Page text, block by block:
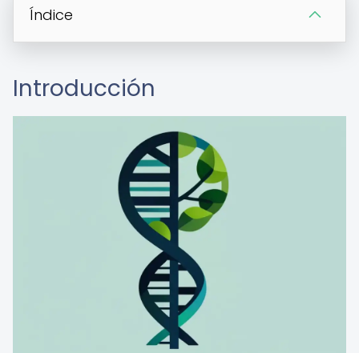
Índice
Introducción